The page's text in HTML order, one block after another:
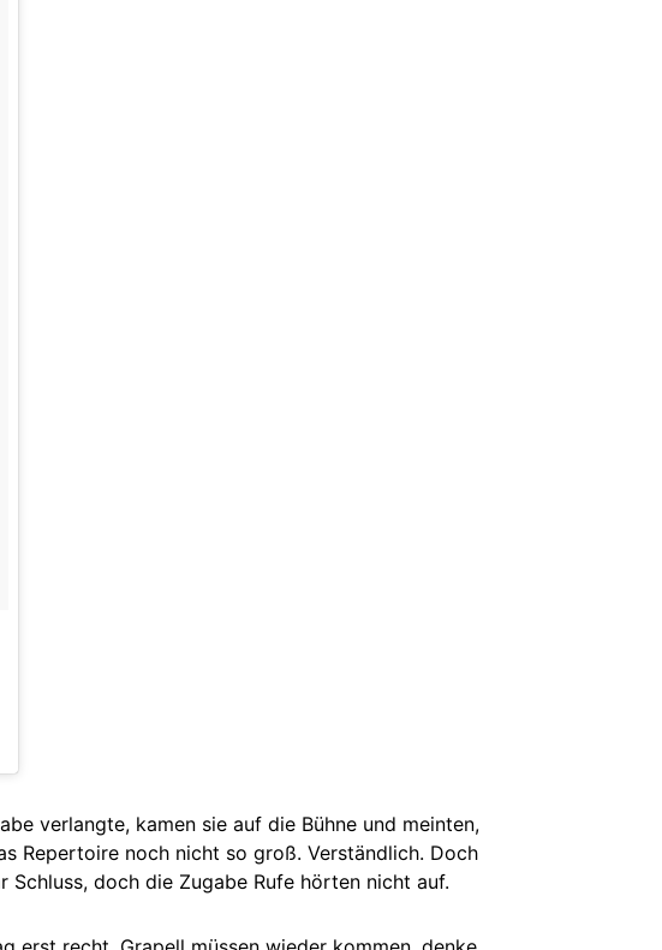
verlangte, kamen sie auf die Bühne und meinten,
Repertoire noch nicht so groß. Verständlich. Doch
doch die Zugabe Rufe hörten nicht auf.